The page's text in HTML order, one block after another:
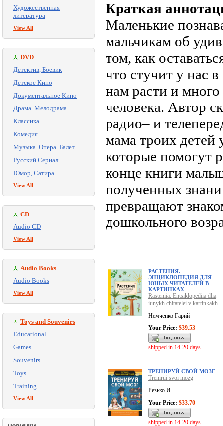
Художественная
литература
View All
DVD
Детектив, Боевик
Детское Кино
Документальное Кино
Драма. Мелодрама
Классика
Комедия
Музыка. Опера. Балет
Русский Сериал
Юмор, Сатира
View All
CD
Audio CD
View All
Audio Books
Audio Books
View All
Toys and Souvenirs
Educational
Games
Souvenirs
Toys
Training
View All
Краткая
Маленькие
мальчикам об
том, как
что стучит у нас
нам расти и
человека. Автор
радио– и
мама троих детей
которые помогут
конце книги
полученных
превращают
дошкольного
РАСТЕНИЯ.
ЭНЦИКЛОПЕДИЯ ДЛЯ
ЮНЫХ ЧИТАТЕЛЕЙ В
КАРТИНКАХ
Rasteniia. Entsiklopediia dlia
iunykh chitatelei v kartinkakh
Немченко Гарий
Your Price: $39.53
shipped in 14-20 days
ТРЕНИРУЙ СВОЙ МОЗГ
Trenirui svoi mozg
Резько И.
Your Price: $33.70
shipped in 14-20 days